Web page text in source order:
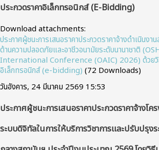
ประกวดราคาอิเล็กทรอนิกส์ (e-Bidding)
Download attachments:
ประกาศผู้ชนะการเสนอราคาประกวดราคาจ้างดำเนินงา
ด้านความปลอดภัยและอาชีวอนามัยระดับนานาชาติ
International Conference (OAIC) 2026) ด้วยวิ
อิเล็กทรอนิกส์ (e-bidding) (72 Downloads)
วันอังคาร, 24 มีนาคม 2569 15:53
ประกาศผู้ชนะการเสนอราคาประกวดราคาจ้างโ
ระบบดิจิทัลในการให้บริการวิชาการและปรับปรุง